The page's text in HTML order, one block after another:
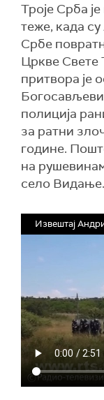
Троје Срба
теже, када
Србе
Цркве Свете
притвора је
полиција
за ратни
године.
на
село Видање.
Извештај